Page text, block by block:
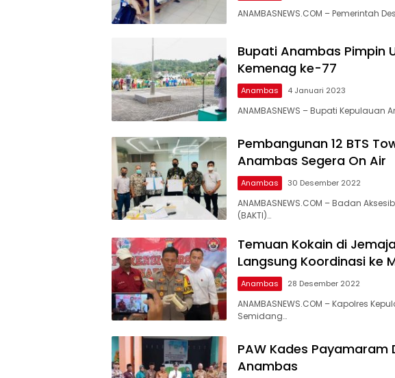
ANAMBASNEWS.COM – Pemerintah
Bupati Anambas Pimpin
Kemenag ke-77
Anambas 4 Januari 2023
ANAMBASNEWS – Bupati
Pembangunan 12 BTS
Anambas Segera On Air
Anambas 30 Desember 2022
ANAMBASNEWS.COM – Badan
(BAKTI)…
Temuan Kokain di
Langsung Koordinasi ke
Anambas 28 Desember 2022
ANAMBASNEWS.COM – Kapolres
Semidang…
PAW Kades Payamaram
Anambas